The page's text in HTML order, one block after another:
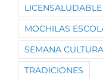
LICENSALUDABLE
MOCHILAS
SEMANA
TRADICIONES